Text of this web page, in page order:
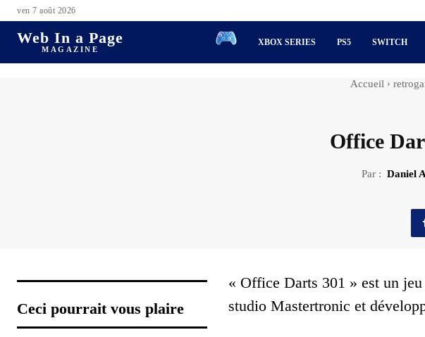
ven 7 août 2026
Web In a Page
MAGAZINE
XBOX SERIES PS5 SWITCH
Accueil
Office
Par : Daniel
Ceci pourrait vous plaire
« Office Darts 301 » est un
studio Mastertronic et